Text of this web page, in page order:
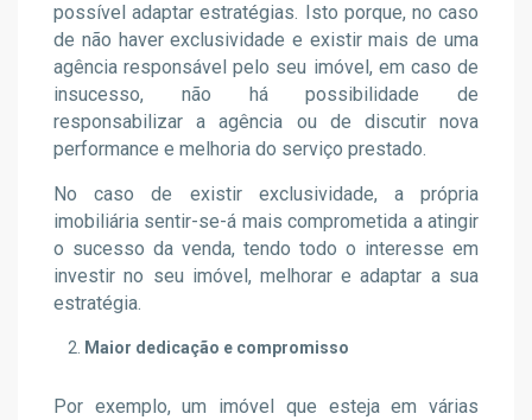
possível adaptar estratégias. Isto porque, no caso
de não haver exclusividade e existir mais de uma
agência responsável pelo seu imóvel, em caso de
insucesso, não há possibilidade de
responsabilizar a agência ou de discutir nova
performance e melhoria do serviço prestado.
No caso de existir exclusividade, a própria
imobiliária sentir-se-á mais comprometida a atingir
o sucesso da venda, tendo todo o interesse em
investir no seu imóvel, melhorar e adaptar a sua
estratégia.
Maior dedicação e compromisso
Por exemplo, um imóvel que esteja em várias